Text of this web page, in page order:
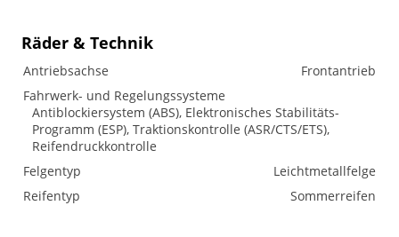
Räder & Technik
Antriebsachse
Frontantrieb
Fahrwerk- und Regelungssysteme
Antiblockiersystem (ABS), Elektronisches Stabilitäts-
Programm (ESP), Traktionskontrolle (ASR/CTS/ETS),
Reifendruckkontrolle
Felgentyp
Leichtmetallfelge
Reifentyp
Sommerreifen